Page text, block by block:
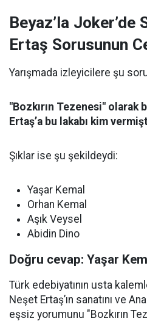
Beyaz’la Joker’de
Ertaş Sorusunun
Yarışmada izleyicilere şu
"Bozkırın Tezenesi" olarak
Ertaş’a bu lakabı kim
Şıklar ise şu şekildeydi:
Yaşar Kemal
Orhan Kemal
Aşık Veysel
Abidin Dino
Doğru cevap: Yaşar
Türk edebiyatının usta
Neşet Ertaş’ın sanatını ve
eşsiz yorumunu "Bozkırın